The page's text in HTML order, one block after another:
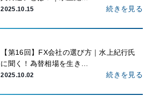
2025.10.15 続きを見る
【第16回】FX会社の選び方｜水上紀行氏
に聞く！為替相場を生き…
2025.10.02 続きを見る